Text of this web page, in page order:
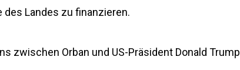
Landes zu finanzieren.
zwischen Orban und US-Präsident Donald Trump